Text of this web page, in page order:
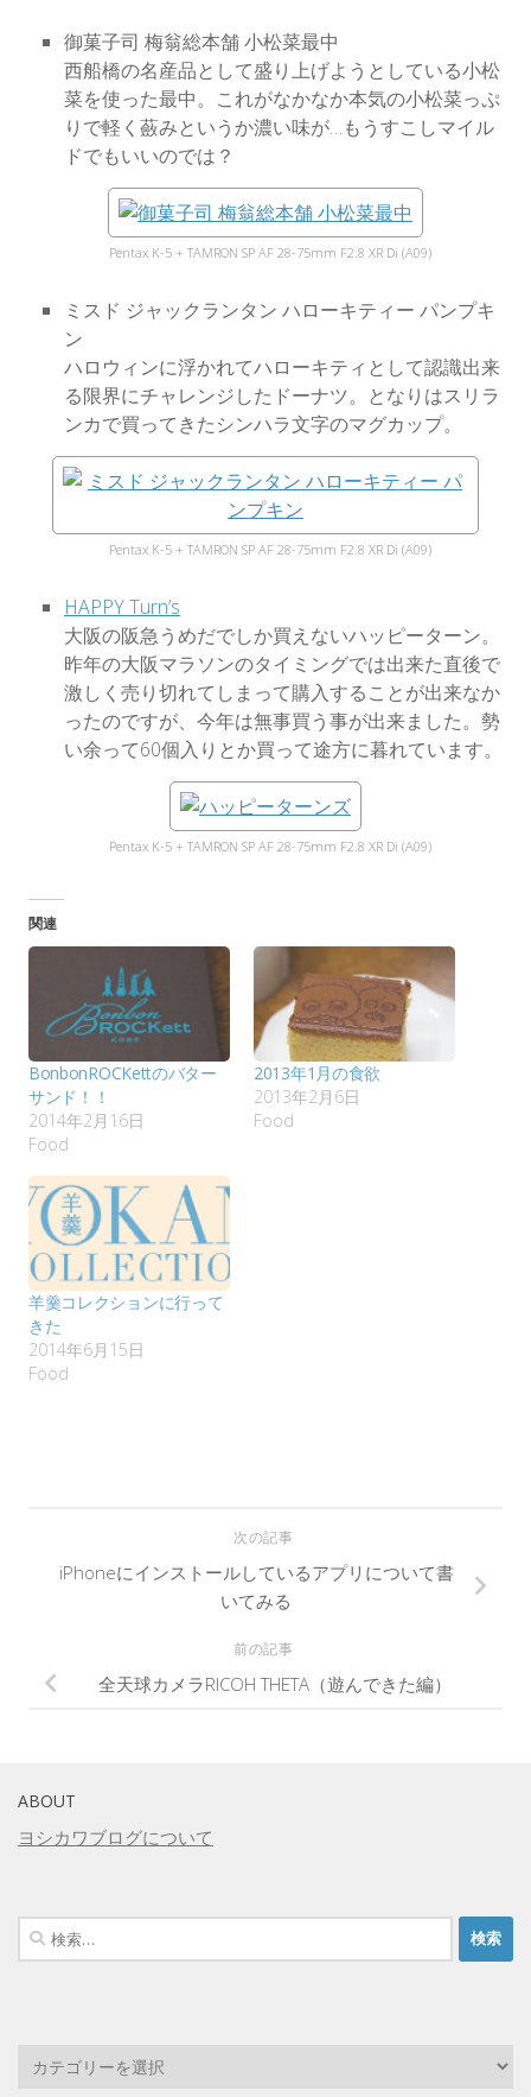
御菓子司 梅翁総本舗 小松菜最中
西船橋の名産品として盛り上げようとしている小松
菜を使った最中。これがなかなか本気の小松菜っぷ
りで軽く蘞みというか濃い味が…もうすこしマイル
ドでもいいのでは？
Pentax K-5 + TAMRON SP AF 28-75mm F2.8 XR Di (A09)
ミスド ジャックランタン ハローキティー パンプキ
ン
ハロウィンに浮かれてハローキティとして認識出来
る限界にチャレンジしたドーナツ。となりはスリラ
ンカで買ってきたシンハラ文字のマグカップ。
Pentax K-5 + TAMRON SP AF 28-75mm F2.8 XR Di (A09)
HAPPY Turn’s
大阪の阪急うめだでしか買えないハッピーターン。
昨年の大阪マラソンのタイミングでは出来た直後で
激しく売り切れてしまって購入することが出来なか
ったのですが、今年は無事買う事が出来ました。勢
い余って60個入りとか買って途方に暮れています。
Pentax K-5 + TAMRON SP AF 28-75mm F2.8 XR Di (A09)
関連
BonbonROCKettのバター
サンド！！
2014年2月16日
Food
2013年1月の食欲
2013年2月6日
Food
羊羹コレクションに行って
きた
2014年6月15日
Food
次の記事
iPhoneにインストールしているアプリについて書
いてみる
前の記事
全天球カメラRICOH THETA（遊んできた編）
ABOUT
ヨシカワブログについて
検
索: